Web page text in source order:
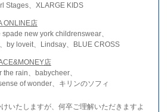
Stages、XLARGE KIDS
ONLINE店
new york childrenswear、
by loveit、Lindsay、BLUE CROSS
店
rain、babycheer、
of wonder、キリンのソフィ
いたしますが、何卒ご理解いただきますよ